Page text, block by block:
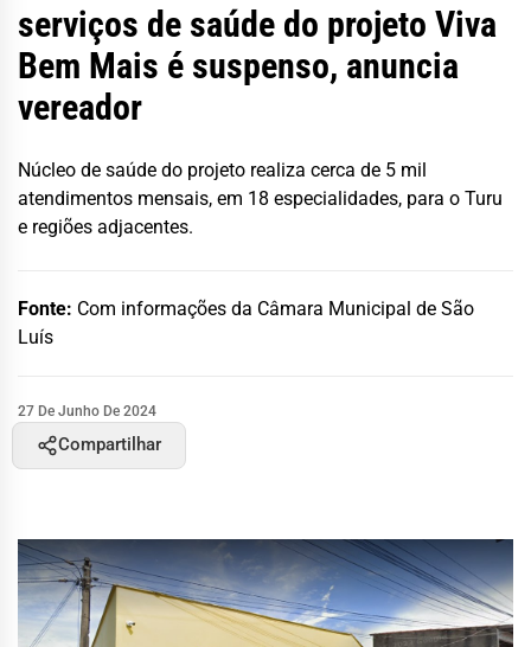
serviços de saúde do projeto Viva
Bem Mais é suspenso, anuncia
vereador
Núcleo de saúde do projeto realiza cerca de 5 mil
atendimentos mensais, em 18 especialidades, para o Turu
e regiões adjacentes.
Fonte: Com informações da Câmara Municipal de São
Luís
27 De Junho De 2024
Compartilhar